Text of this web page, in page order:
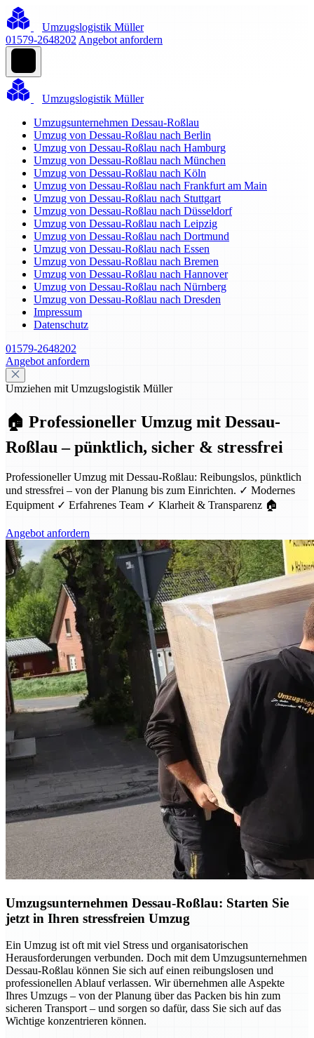
Umzugslogistik Müller
01579-2648202 Angebot anfordern
Umzugslogistik Müller
Umzugsunternehmen Dessau-Roßlau
Umzug von Dessau-Roßlau nach Berlin
Umzug von Dessau-Roßlau nach Hamburg
Umzug von Dessau-Roßlau nach München
Umzug von Dessau-Roßlau nach Köln
Umzug von Dessau-Roßlau nach Frankfurt am Main
Umzug von Dessau-Roßlau nach Stuttgart
Umzug von Dessau-Roßlau nach Düsseldorf
Umzug von Dessau-Roßlau nach Leipzig
Umzug von Dessau-Roßlau nach Dortmund
Umzug von Dessau-Roßlau nach Essen
Umzug von Dessau-Roßlau nach Bremen
Umzug von Dessau-Roßlau nach Hannover
Umzug von Dessau-Roßlau nach Nürnberg
Umzug von Dessau-Roßlau nach Dresden
Impressum
Datenschutz
01579-2648202
Angebot anfordern
Umziehen mit Umzugslogistik Müller
🏠 Professioneller Umzug mit Dessau-
Roßlau – pünktlich, sicher & stressfrei
Professioneller Umzug mit Dessau-Roßlau: Reibungslos, pünktlich
und stressfrei – von der Planung bis zum Einrichten. ✓ Modernes
Equipment ✓ Erfahrenes Team ✓ Klarheit & Transparenz 🏠
Angebot anfordern
Umzugsunternehmen Dessau-Roßlau: Starten Sie
jetzt in Ihren stressfreien Umzug
Ein Umzug ist oft mit viel Stress und organisatorischen
Herausforderungen verbunden. Doch mit dem Umzugsunternehmen
Dessau-Roßlau können Sie sich auf einen reibungslosen und
professionellen Ablauf verlassen. Wir übernehmen alle Aspekte
Ihres Umzugs – von der Planung über das Packen bis hin zum
sicheren Transport – und sorgen so dafür, dass Sie sich auf das
Wichtige konzentrieren können.